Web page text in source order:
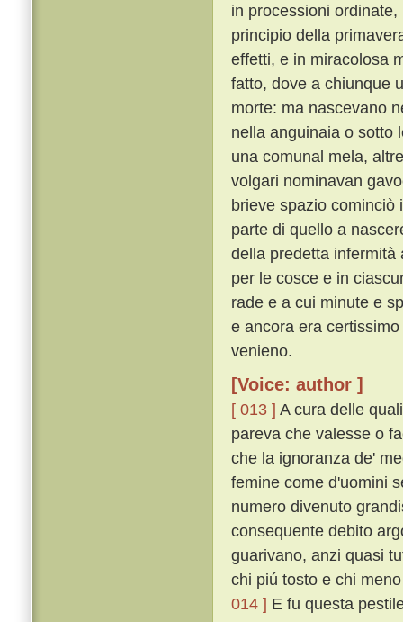
in processioni
principio della
effetti, e in miracolosa
fatto, dove a chiunque
morte: ma nascevano
nella anguinaia o sotto
una comunal mela,
volgari nominavan
brieve spazio cominciò
parte di quello a
della predetta infermità
per le cosce e in
rade e a cui minute e
e ancora era
venieno.
[Voice: author ]
[ 013 ] A cura delle
pareva che valesse o
che la ignoranza de'
femine come d'uomini
numero divenuto
consequente debito
guarivano, anzi quasi
chi piú tosto e chi
014 ] E fu questa